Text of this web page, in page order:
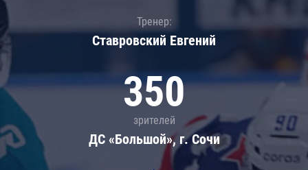
Тренер:
Ставровский Евгений
350
зрителей
ДС «Большой», г. Сочи